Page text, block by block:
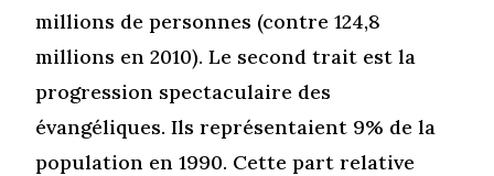
millions de personnes (contre 124,8
millions en 2010). Le second trait est la
progression spectaculaire des
évangéliques. Ils représentaient 9% de la
population en 1990. Cette part relative